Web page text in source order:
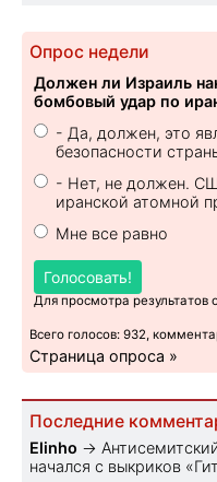
Опрос недели
Должен ли Израиль
бомбовый удар по
- Да, должен, это
безопасности
- Нет, не должен.
иранской атомной
Мне все равно
Голосовать!
Для просмотра результатов
Всего голосов: 932,
Страница опроса »
Последние
Elinho →
начался с выкриков